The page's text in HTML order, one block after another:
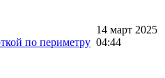
по периметру
14 март 2025
04:44